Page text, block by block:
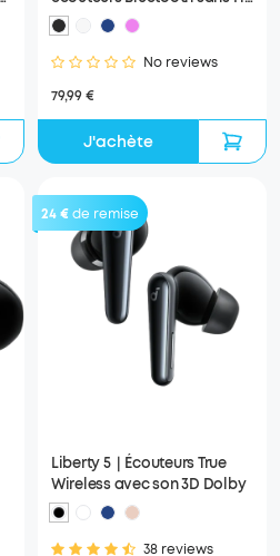
avec ANC adaptative
No reviews
79,99 €
J'achète
24 €de remise
Liberty 5｜Écouteurs True
Wireless avec son 3D Dolby
38 reviews